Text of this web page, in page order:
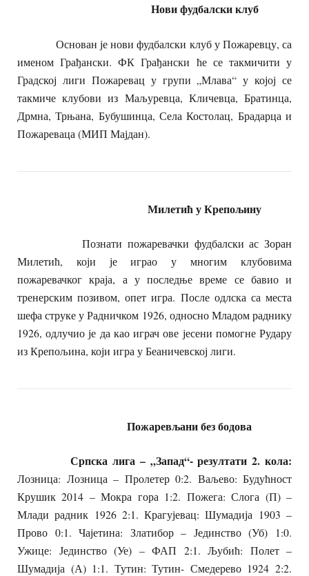
Нови фудбалски клуб
Основан је нови фудбалски клуб у Пожаревцу, са
именом Грађански. ФК Грађански ће се такмичити у
Градској лиги Пожаревац у групи „Млава“ у којој се
такмиче клубови из Маљуревца, Кличевца, Братинца,
Дрмна, Трњана, Бубушинца, Села Костолац, Брадарца и
Пожареваца (МИП Мајдан).
Милетић у Крепољину
Познати пожаревачки фудбалски ас Зоран
Милетић, који је играо у многим клубовима
пожаревачког краја, а у последње време се бавио и
тренерским позивом, опет игра. После одлска са места
шефа струке у Радничком 1926, односно Младом раднику
1926, одлучио је да као играч ове јесени помогне Рудару
из Крепољина, који игра у Беаничевској лиги.
Пожаревљани без бодова
Српска лига – „Запад“- резултати 2. кола:
Лозница: Лозница – Пролетер 0:2. Ваљево: Будућност
Крушик 2014 – Мокра гора 1:2. Пожега: Слога (П) –
Млади радник 1926 2:1. Крагујевац: Шумадија 1903 –
Прово 0:1. Чајетина: Златибор – Јединство (Уб) 1:0.
Ужице: Јединство (Уе) – ФАП 2:1. Љубић: Полет –
Шумадија (А) 1:1. Тутин: Тутин- Смедерево 1924 2:2.